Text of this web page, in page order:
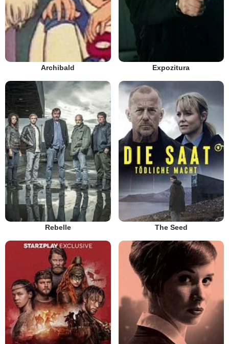
Archibald Expozitura
Rebelle The Seed